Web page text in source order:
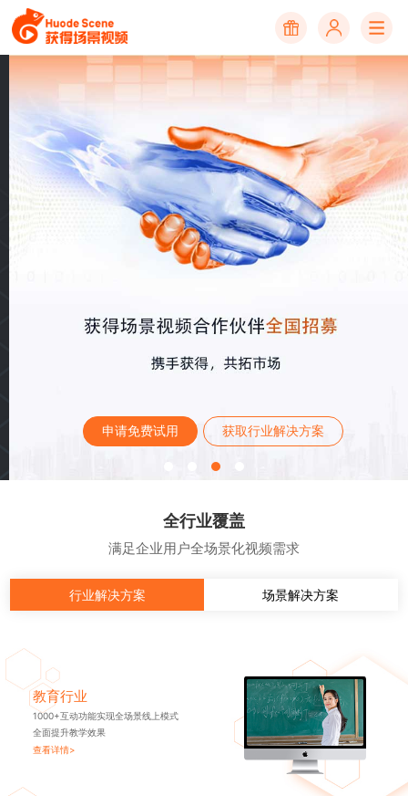
申请免费试用 获取行业解决方案
全行业覆盖
满足企业用户全场景化视频需求
行业解决方案 场景解决方案
教育行业
1000+互动功能实现全场景线上模式
全面提升教学效果
查看详情>